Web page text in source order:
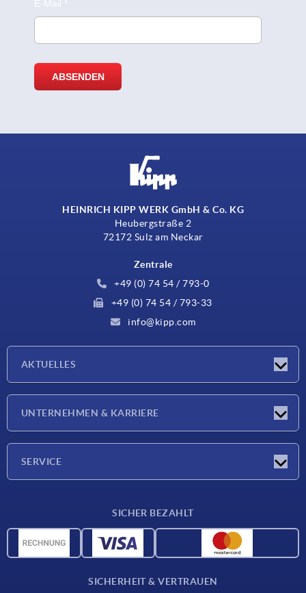
HEINRICH KIPP WERK GmbH & Co. KG
Heubergstraße 2
72172 Sulz am Neckar
Zentrale
+49 (0) 74 54 / 793-0
+49 (0) 74 54 / 793-33
info@kipp.com
AKTUELLES
Presseberichte
UNTERNEHMEN & KARRIERE
SERVICE
Werkstoffübersicht
SICHER BEZAHLT
SICHERHEIT & VERTRAUEN